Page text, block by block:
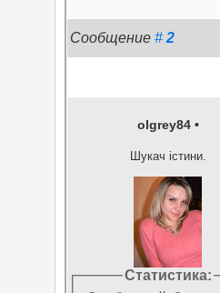
Сообщение#2
olgrey84 •
Шукач істини.
Статистика: